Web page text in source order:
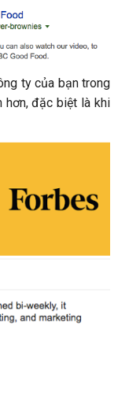
ty của bạn trong
hơn, đặc biệt là khi